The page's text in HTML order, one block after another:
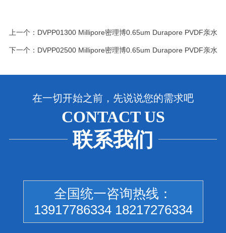
上一个： DVPP01300 Millipore密理博0.65um Durapore PVDF亲水性
下一个： DVPP02500 Millipore密理博0.65um Durapore PVDF亲水性
在一切开始之前，先说说您的需求吧
CONTACT US
联系我们
全国统一咨询热线：
13917786334 18217276334